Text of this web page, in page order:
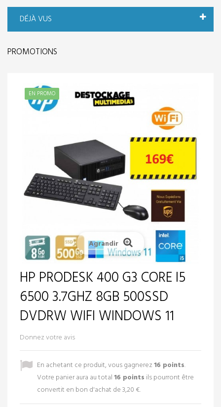
DÉJÀ VUS
PROMOTIONS
EN PROMO
Agrandir
HP PRODESK 400 G3 CORE I5
6500 3.7GHZ 8GB 500SSD
DVDRW WIFI WINDOWS 11
Donnez votre avis
En achetant ce produit, vous gagnerez16 points.
Votre panier aura au total16 points ils pourront être
convertit en bon d'achat de3,20 €.